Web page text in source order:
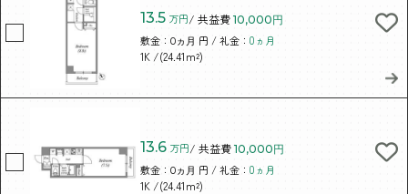
13.5 万円/ 共益費 10,000円
敷金：0ヵ月 円 / 礼金：0ヵ月
1K /(24.41m²)
13.6 万円/ 共益費 10,000円
敷金：0ヵ月 円 / 礼金：0ヵ月
1K /(24.41m²)